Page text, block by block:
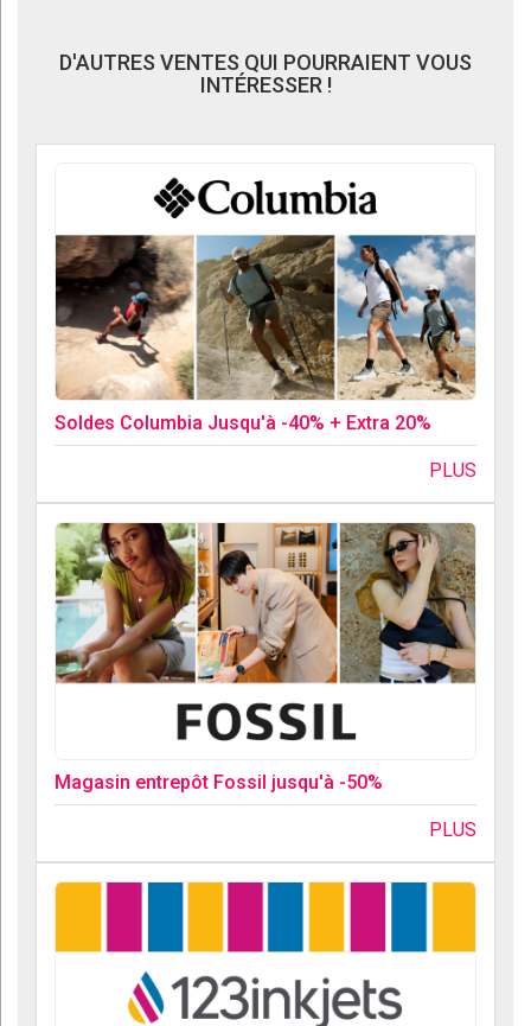
D'AUTRES VENTES QUI POURRAIENT VOUS
INTÉRESSER !
Soldes Columbia Jusqu'à -40% + Extra 20%
PLUS
Magasin entrepôt Fossil jusqu'à -50%
PLUS